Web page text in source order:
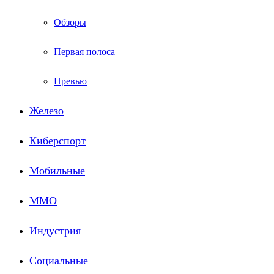
Обзоры
Первая полоса
Превью
Железо
Киберспорт
Мобильные
ММО
Индустрия
Социальные